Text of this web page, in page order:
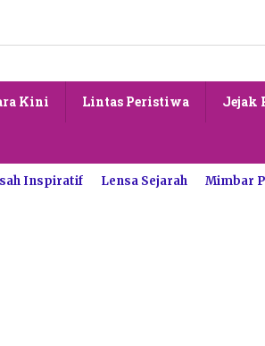
Kini Lintas Peristiwa Jejak
Inspiratif Lensa Sejarah Mimbar